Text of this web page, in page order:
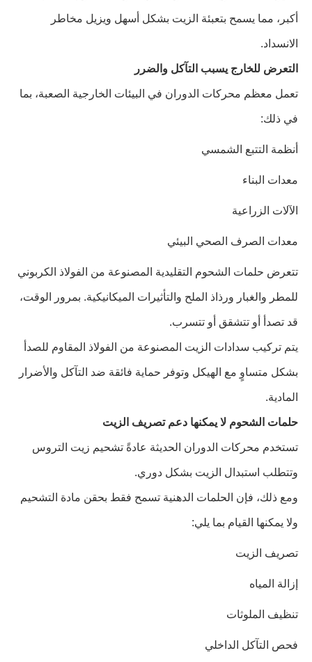
أكبر، مما يسمح بتعبئة الزيت بشكل أسهل ويزيل مخاطر
الانسداد.
التعرض للخارج يسبب التآكل والضرر
تعمل معظم محركات الدوران في البيئات الخارجية الصعبة، بما
في ذلك:
أنظمة التتبع الشمسي
معدات البناء
الآلات الزراعية
معدات الصرف الصحي البيئي
تتعرض حلمات الشحوم التقليدية المصنوعة من الفولاذ الكربوني
للمطر والغبار ورذاذ الملح والتأثيرات الميكانيكية. بمرور الوقت،
قد تصدأ أو تتشقق أو تتسرب.
يتم تركيب سدادات الزيت المصنوعة من الفولاذ المقاوم للصدأ
بشكل متساوٍ مع الهيكل وتوفر حماية فائقة ضد التآكل والأضرار
المادية.
حلمات الشحوم لا يمكنها دعم تصريف الزيت
تستخدم محركات الدوران الحديثة عادةً تشحيم زيت التروس
وتتطلب استبدال الزيت بشكل دوري.
ومع ذلك، فإن الحلمات الدهنية تسمح فقط بحقن مادة التشحيم
ولا يمكنها القيام بما يلي:
تصريف الزيت
إزالة المياه
تنظيف الملوثات
فحص التآكل الداخلي